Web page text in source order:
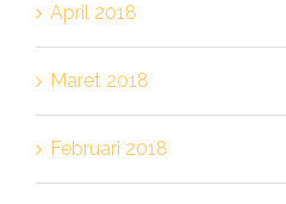
April 2018
Maret 2018
Februari 2018